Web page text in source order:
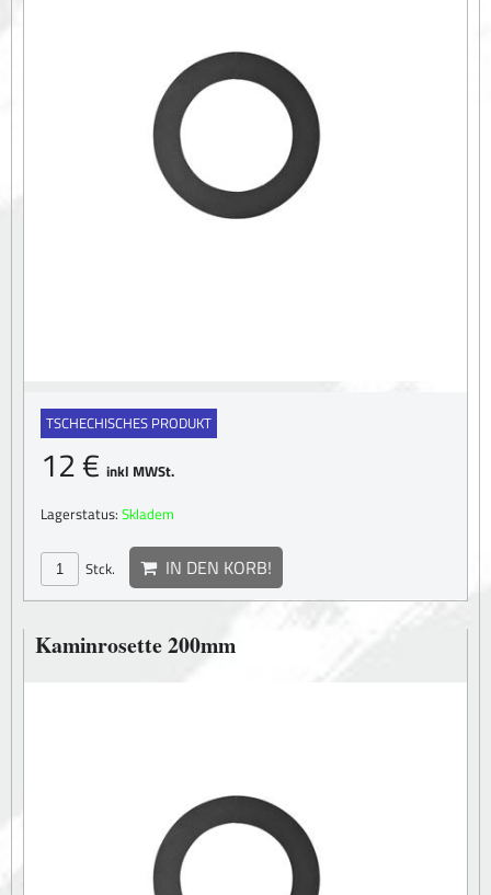
TSCHECHISCHES PRODUKT
12 € inkl MWSt.
Lagerstatus: Skladem
Stck. IN DEN KORB!
Kaminrosette 200mm